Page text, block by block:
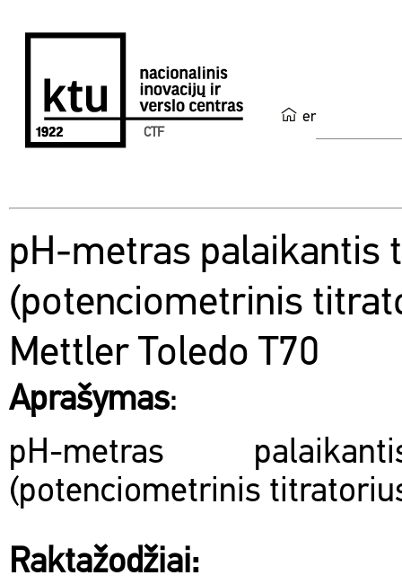
en
CTF
pH-metras palaikantis
(potenciometrinis
Mettler Toledo T70
Aprašymas:
pH-metras
(potenciometrinis
Raktažodžiai: